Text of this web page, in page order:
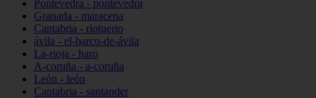
Pontevedra - pontevedra
Granada - maracena
Cantabria - riotuerto
ávila - el-barco-de-ávila
La-rioja - haro
A-coruña - a-coruña
León - león
Cantabria - santander